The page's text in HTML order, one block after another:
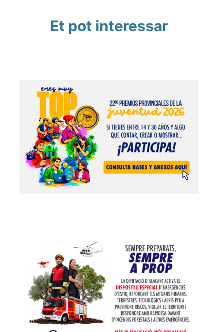
Et pot interessar